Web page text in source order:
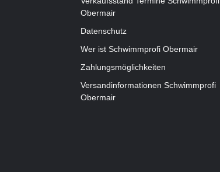
Obermair
Datenschutz
Wer ist Schwimmprofi Obermair
Zahlungsmöglichkeiten
Versandinformationen Schwimmprofi
Obermair